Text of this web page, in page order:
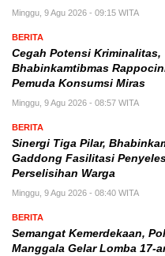
Minggu, 9 Agu 2026 - 09:15 WITA
BERITA
Cegah Potensi Kriminalitas,
Bhabinkamtibmas
Pemuda Konsumsi Miras
Minggu, 9 Agu 2026 - 08:57 WITA
BERITA
Sinergi Tiga Pilar,
Gaddong Fasilitasi
Perselisihan Warga
Minggu, 9 Agu 2026 - 08:40 WITA
BERITA
Semangat Kemerdekaan,
Manggala Gelar Lomba 17-